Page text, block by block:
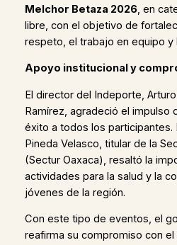
Melchor Betaza 2026, en
libre, con el objetivo de
respeto, el trabajo en equipo y
Apoyo institucional y
El director del Indeporte,
Ramírez, agradeció el impulso
éxito a todos los participantes.
Pineda Velasco, titular de la
(Sectur Oaxaca), resaltó la
actividades para la salud y la
jóvenes de la región.
Con este tipo de eventos, el
reafirma su compromiso con